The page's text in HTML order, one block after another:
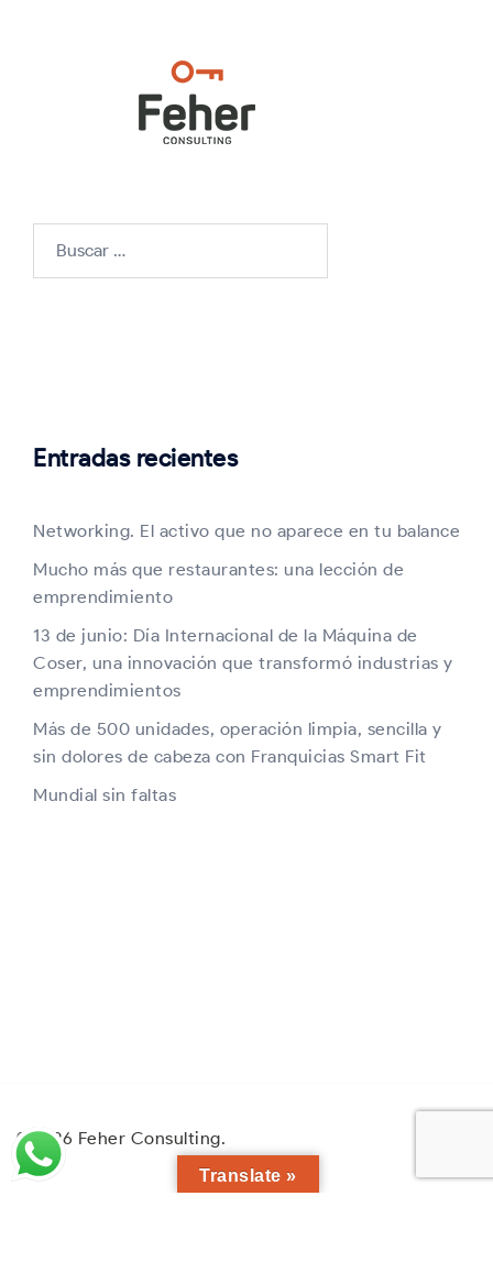
Entradas recientes
Networking. El activo que no aparece en tu balance
Mucho más que restaurantes: una lección de
emprendimiento
13 de junio: Día Internacional de la Máquina de
Coser, una innovación que transformó industrias y
emprendimientos
Más de 500 unidades, operación limpia, sencilla y
sin dolores de cabeza con Franquicias Smart Fit
Mundial sin faltas
© 2026 Feher Consulting.
Translate »